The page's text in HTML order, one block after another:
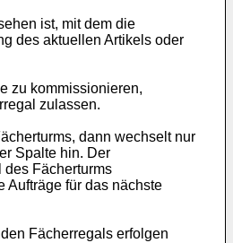
ist, mit dem die
des aktuellen Artikels oder
zu kommissionieren,
zulassen.
dann wechselt nur
Spalte hin. Der
des Fächerturms
Aufträge für das nächste
Fächerregals erfolgen